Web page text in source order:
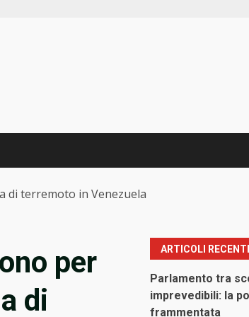
di terremoto in Venezuela
per
di
ARTICOLI RECENTI
Parlamento tra
imprevedibili: la
frammentata